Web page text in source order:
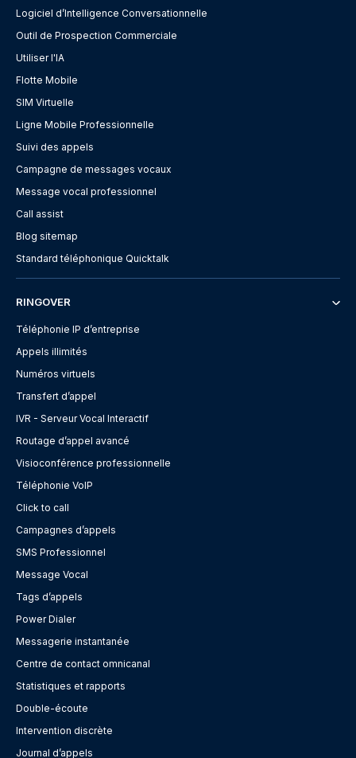
Logiciel d’Intelligence Conversationnelle
Outil de Prospection Commerciale
Utiliser l'IA
Flotte Mobile
SIM Virtuelle
Ligne Mobile Professionnelle
Suivi des appels
Campagne de messages vocaux
Message vocal professionnel
Call assist
Blog sitemap
Standard téléphonique Quicktalk
RINGOVER
Téléphonie IP d’entreprise
Appels illimités
Numéros virtuels
Transfert d’appel
IVR - Serveur Vocal Interactif
Routage d’appel avancé
Visioconférence professionnelle
Téléphonie VoIP
Click to call
Campagnes d’appels
SMS Professionnel
Message Vocal
Tags d’appels
Power Dialer
Messagerie instantanée
Centre de contact omnicanal
Statistiques et rapports
Double-écoute
Intervention discrète
Journal d’appels